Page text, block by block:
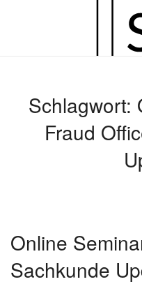
Schlagwort:
Fraud
Online
Sachkunde